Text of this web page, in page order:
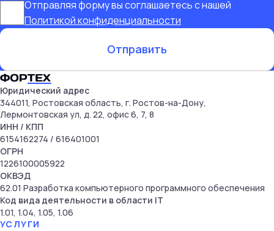
Отправляя форму вы соглашаетесь с нашей
Политикой конфиденциальности
Отправить
Юридический адрес
344011, Ростовская область, г. Ростов-на-Дону,
Лермонтовская ул, д. 22, офис 6, 7, 8
ИНН / КПП
6154162274 / 616401001
ОГРН
1226100005922
ОКВЭД
62.01 Разработка компьютерного программного обеспечения
Код вида деятельности в области IT
1.01, 1.04, 1.05, 1.06
УСЛУГИ